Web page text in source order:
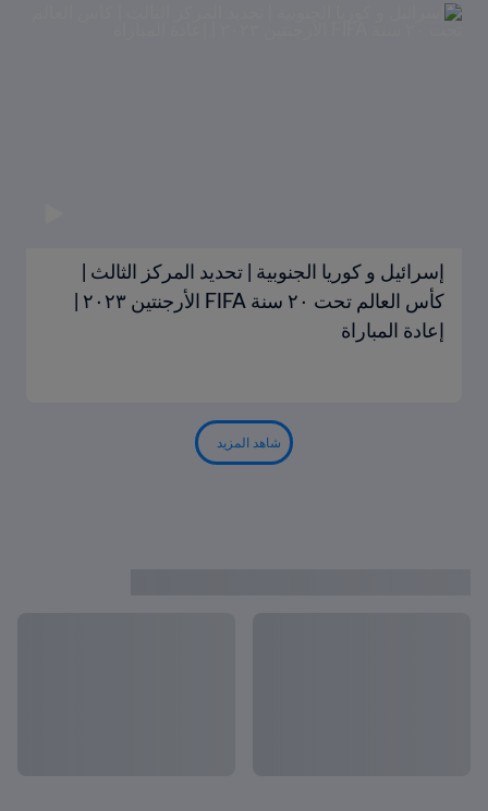
إسرائيل و كوريا الجنوبية | تحديد المركز الثالث |
كأس العالم تحت ٢٠ سنة FIFA الأرجنتين ٢٠٢٣ |
إعادة المباراة
شاهد المزيد